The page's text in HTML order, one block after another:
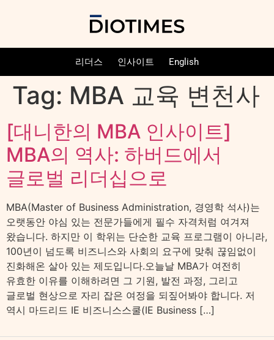
리더스 인사이트 English
Tag: MBA 교육 변천사
[대니한의 MBA 인사이트]
MBA의 역사: 하버드에서
글로벌 리더십으로
MBA(Master of Business Administration, 경영학 석사)는
오랫동안 야심 있는 전문가들에게 필수 자격처럼 여겨져
왔습니다. 하지만 이 학위는 단순한 교육 프로그램이 아니라,
100년이 넘도록 비즈니스와 사회의 요구에 맞춰 끊임없이
진화해온 살아 있는 제도입니다.오늘날 MBA가 여전히
유효한 이유를 이해하려면 그 기원, 발전 과정, 그리고
글로벌 현상으로 자리 잡은 여정을 되짚어봐야 합니다. 저
역시 마드리드 IE 비즈니스스쿨(IE Business […]